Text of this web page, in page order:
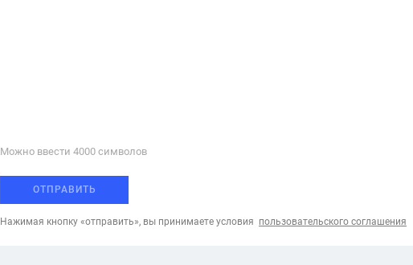
Можно ввести 4000 cимволов
ОТПРАВИТЬ
Нажимая кнопку «отправить», вы принимаете условия пользовательского соглашения